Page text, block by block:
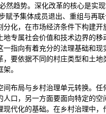
然趋势。深化改革的核心是实
赋予集体成员退出、重组与再
分化，在市场经济条件下构建开
地专属社会价值和技术边界的移
一指向有着充分的法理基础和现
，要依据不同的村庄类型和土地
。
间布局与乡村治理单元转换。任
人口，另一方面要面向特定的空
现代化的基础。在乡村治理中，